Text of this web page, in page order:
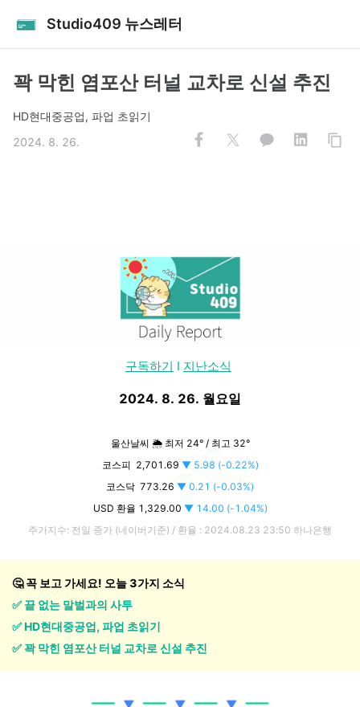
Studio409 뉴스레터
꽉 막힌 염포산 터널 교차로 신설 추진
HD현대중공업, 파업 초읽기
2024. 8. 26.
구독하기 I 지난소식
2024. 8. 26. 월요일
울산날씨 🌦️ 최저 24° /최고 32°
코스피 2,701.69 ▼5.98 (-0.22%)
코스닥 773.26 ▼ 0.21 (-0.03%)
USD 환율 1,329.00 ▼14.00 (-1.04%)
주가지수: 전일 종가 (네이버기준) / 환율 : 2024.08.23 23:50 하나은행
🤔 꼭 보고 가세요! 오늘 3가지 소식
✅ 끝 없는 말벌과의 사투
✅HD현대중공업, 파업 초읽기
✅ 꽉 막힌 염포산 터널 교차로 신설 추진